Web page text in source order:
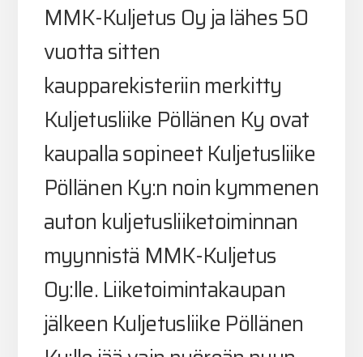
MMK-Kuljetus Oy ja lähes 50
vuotta sitten
kaupparekisteriin merkitty
Kuljetusliike Pöllänen Ky ovat
kaupalla sopineet Kuljetusliike
Pöllänen Ky:n noin kymmenen
auton kuljetusliiketoiminnan
myynnistä MMK-Kuljetus
Oy:lle. Liiketoimintakaupan
jälkeen Kuljetusliike Pöllänen